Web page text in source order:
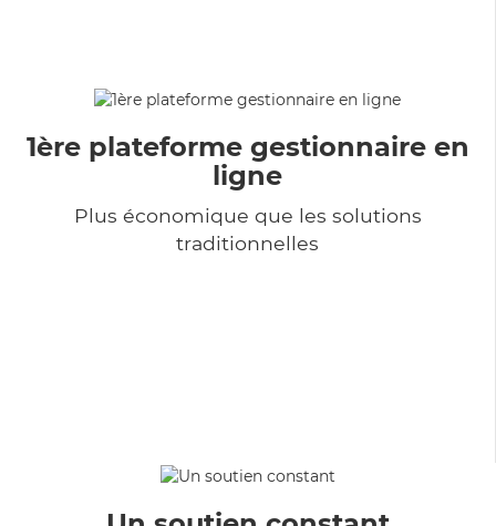
1ère plateforme gestionnaire en
ligne
Plus économique que les solutions
traditionnelles